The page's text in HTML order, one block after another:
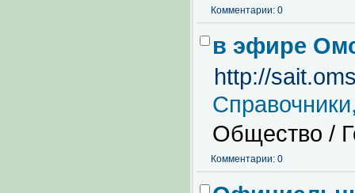
Комментарии: 0
в эфире
http://
Общество /
Комментарии: 0